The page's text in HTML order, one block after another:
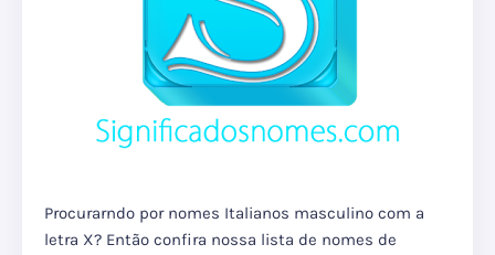
Procurarndo por nomes Italianos masculino com a
letra X? Então confira nossa lista de nomes de